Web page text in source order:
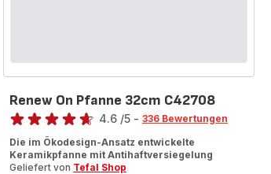
Renew On Pfanne 32cm C42708
Bewertung
ratings.4.6
4.6 /5 - 336 Bewertungen
Die im Ökodesign-Ansatz entwickelte
Keramikpfanne mit Antihaftversiegelung
Geliefert von Tefal Shop